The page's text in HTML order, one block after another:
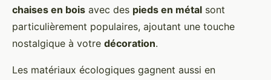
chaises en bois avec des pieds en métal sont
particulièrement populaires, ajoutant une touche
nostalgique à votre décoration.
Les matériaux écologiques gagnent aussi en